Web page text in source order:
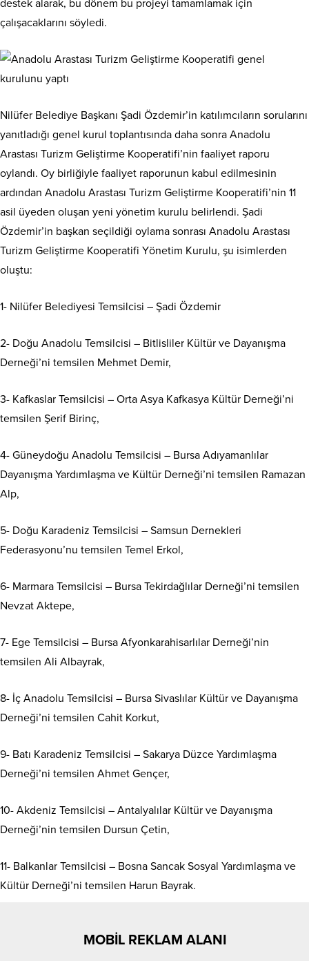
destek alarak, bu dönem bu projeyi tamamlamak için
çalışacaklarını söyledi.
Nilüfer Belediye Başkanı Şadi Özdemir’in katılımcıların sorularını
yanıtladığı genel kurul toplantısında daha sonra Anadolu
Arastası Turizm Geliştirme Kooperatifi’nin faaliyet raporu
oylandı. Oy birliğiyle faaliyet raporunun kabul edilmesinin
ardından Anadolu Arastası Turizm Geliştirme Kooperatifi’nin 11
asil üyeden oluşan yeni yönetim kurulu belirlendi. Şadi
Özdemir’in başkan seçildiği oylama sonrası Anadolu Arastası
Turizm Geliştirme Kooperatifi Yönetim Kurulu, şu isimlerden
oluştu:
1- Nilüfer Belediyesi Temsilcisi – Şadi Özdemir
2- Doğu Anadolu Temsilcisi – Bitlisliler Kültür ve Dayanışma
Derneği’ni temsilen Mehmet Demir,
3- Kafkaslar Temsilcisi – Orta Asya Kafkasya Kültür Derneği’ni
temsilen Şerif Birinç,
4- Güneydoğu Anadolu Temsilcisi – Bursa Adıyamanlılar
Dayanışma Yardımlaşma ve Kültür Derneği’ni temsilen Ramazan
Alp,
5- Doğu Karadeniz Temsilcisi – Samsun Dernekleri
Federasyonu’nu temsilen Temel Erkol,
6- Marmara Temsilcisi – Bursa Tekirdağlılar Derneği’ni temsilen
Nevzat Aktepe,
7- Ege Temsilcisi – Bursa Afyonkarahisarlılar Derneği’nin
temsilen Ali Albayrak,
8- İç Anadolu Temsilcisi – Bursa Sivaslılar Kültür ve Dayanışma
Derneği’ni temsilen Cahit Korkut,
9- Batı Karadeniz Temsilcisi – Sakarya Düzce Yardımlaşma
Derneği’ni temsilen Ahmet Gençer,
10- Akdeniz Temsilcisi – Antalyalılar Kültür ve Dayanışma
Derneği’nin temsilen Dursun Çetin,
11- Balkanlar Temsilcisi – Bosna Sancak Sosyal Yardımlaşma ve
Kültür Derneği’ni temsilen Harun Bayrak.
MOBİL REKLAM ALANI